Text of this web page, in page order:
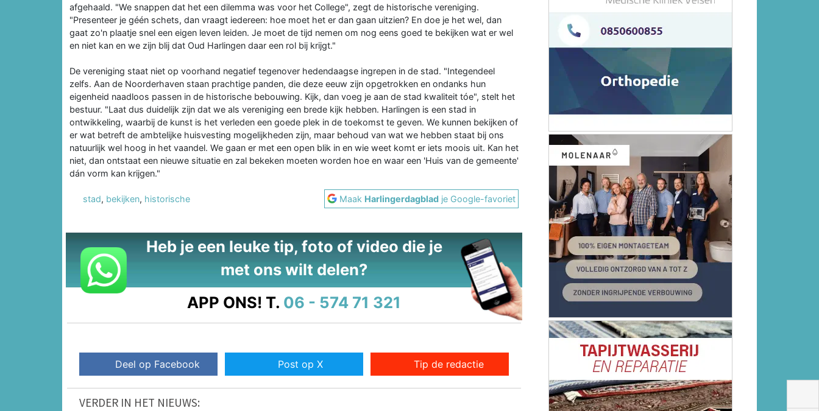
afgehaald. "We snappen dat het een dilemma was voor het College", zegt de historische vereniging.
"Presenteer je géén schets, dan vraagt iedereen: hoe moet het er dan gaan uitzien? En doe je het wel, dan
gaat zo'n plaatje snel een eigen leven leiden. Je moet de tijd nemen om nog eens goed te bekijken wat er wel
en niet kan en we zijn blij dat Oud Harlingen daar een rol bij krijgt."
De vereniging staat niet op voorhand negatief tegenover hedendaagse ingrepen in de stad. "Integendeel
zelfs. Aan de Noorderhaven staan prachtige panden, die deze eeuw zijn opgetrokken en ondanks hun
eigenheid naadloos passen in de historische bebouwing. Kijk, dan voeg je aan de stad kwaliteit tóe", stelt het
bestuur. "Laat dus duidelijk zijn dat we als vereniging een brede kijk hebben. Harlingen is een stad in
ontwikkeling, waarbij de kunst is het verleden een goede plek in de toekomst te geven. We kunnen bekijken of
er wat betreft de ambtelijke huisvesting mogelijkheden zijn, maar behoud van wat we hebben staat bij ons
natuurlijk wel hoog in het vaandel. We gaan er met een open blik in en wie weet komt er iets moois uit. Kan het
niet, dan ontstaat een nieuwe situatie en zal bekeken moeten worden hoe en waar een 'Huis van de gemeente'
dán vorm kan krijgen."
stad, bekijken, historische Maak Harlingerdagblad je Google-favoriet
Heb je een leuke tip, foto of video die je
met ons wilt delen?
APP ONS! T. 06 - 574 71 321
Deel op Facebook Post op X Tip de redactie
VERDER IN HET NIEUWS: